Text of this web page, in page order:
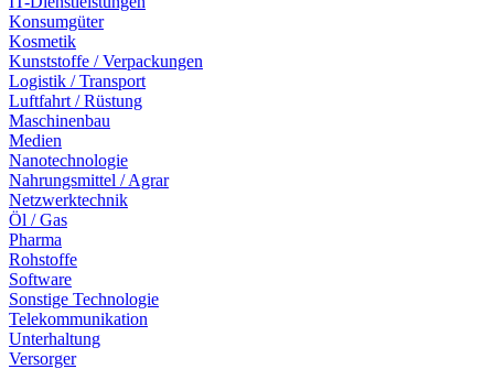
Konsumgüter
Kosmetik
Kunststoffe / Verpackungen
Logistik / Transport
Luftfahrt / Rüstung
Maschinenbau
Medien
Nanotechnologie
Nahrungsmittel / Agrar
Netzwerktechnik
Öl / Gas
Pharma
Rohstoffe
Software
Sonstige Technologie
Telekommunikation
Unterhaltung
Versorger